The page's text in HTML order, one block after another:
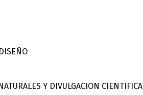
Y DIVULGACION CIENTIFICA